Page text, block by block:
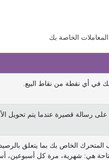
الخاصة بك
في أي نقطة من نقاط البيع.
رسالة قصيرة عندما يتم تحويل
الخاص بك بما يتعلق بالرصيد
هي: شهرية، مرة كل أسبوعين،